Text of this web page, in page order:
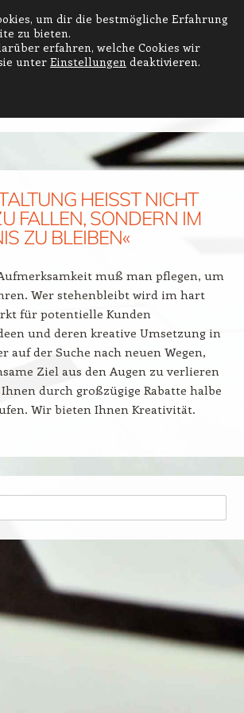
GRAFIKDESIGN
designer
HEISST NICHT
FALLEN, SONDERN IM
ZU BLEIBEN«
muß man pflegen, um
Wer stehenbleibt wird im hart
für potentielle Kunden
und deren kreative Umsetzung in
auf der Suche nach neuen Wegen,
Ziel aus den Augen zu verlieren
durch großzügige Rabatte halbe
Wir bieten Ihnen Kreativität.
um dir die bestmögliche Erfahrung
zu bieten.
erfahren, welche Cookies wir
unter Einstellungen deaktivieren.